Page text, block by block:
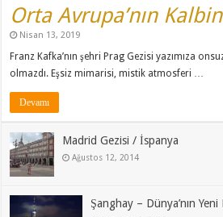
Orta Avrupa’nın
Nisan 13, 2019
Franz Kafka’nın şehri Prag Gezisi yazımıza
olmazdı. Eşsiz mimarisi, mistik atmosferi …
Devamı
Madrid Gezisi / İspanya
Ağustos 12, 2014
Şanghay – Dünya’nın Yeni